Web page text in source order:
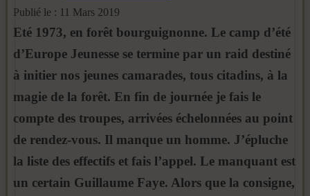
Publié le : 11 Mars 2019
Eté 1973, en forêt bourguignonne. Le camp d’été
d’Europe Jeunesse se termine par un raid destiné
à initier nos jeunes camarades, tous citadins, à la
magie de la forêt. En fin de journée je fais le
compte des troupes, arrivées échelonnées au point
de rendez-vous. Il manque un homme. J’épluche
la liste des effectifs et fais l’appel. Le manquant est
un certain Guillaume Faye. Alors que la consigne,